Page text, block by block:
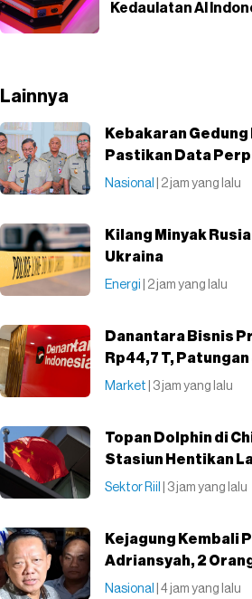
Kedaulatan AI
Lainnya
Kebakaran
Pastikan Data
Nasional | 2 jam yang lalu
Kilang Minyak
Ukraina
Energi | 2 jam yang lalu
Danantara Bisnis
Rp44,7 T,
Market | 3 jam yang lalu
Topan Dolphin di
Stasiun Hentikan
Sektor Riil | 3 jam yang lalu
Kejagung Kembali
Adriansyah, 2
Nasional | 4 jam yang lalu